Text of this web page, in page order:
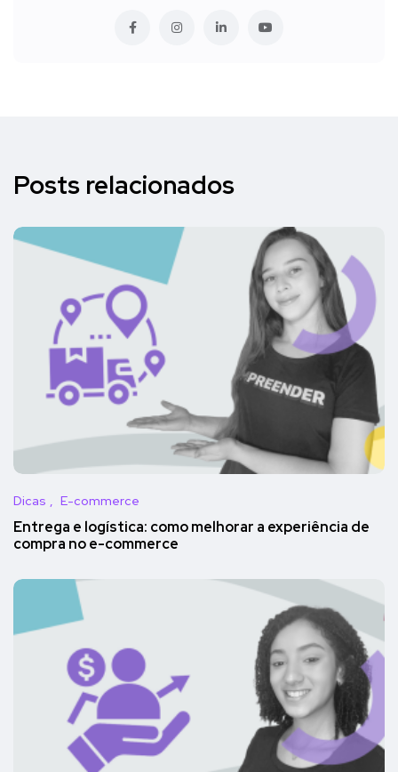
Posts relacionados
Dicas E-commerce
Entrega e logística: como melhorar a experiência de
compra no e-commerce